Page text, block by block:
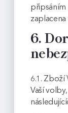
připsáním
6.
6.1.
Vaší